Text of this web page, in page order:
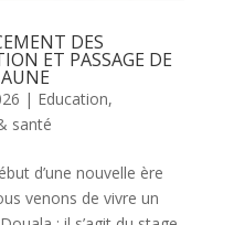
DES
ET PASSAGE DE
| Education,
santé
d’une nouvelle ère
venons de vivre un